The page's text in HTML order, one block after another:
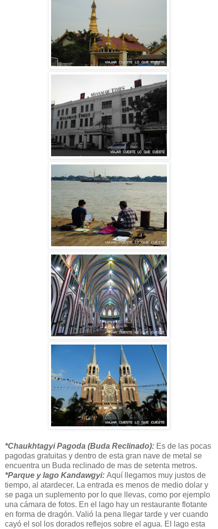
*Chaukhtagyi Pagoda (Buda Reclinado): Es de las pocas
pagodas gratuitas y dentro de esta gran nave de metal se
encuentra un Buda reclinado de mas de setenta metros.
*Parque y lago Kandawgyi: Aquí llegamos muy justos de
tiempo, al atardecer. La entrada es menos de medio dolar y
se paga un suplemento por lo que llevas, como por ejemplo
una cámara de fotos. En el lago hay un restaurante flotante
en forma de dragón. Valió la pena llegar tarde y ver cuando
cayó el sol los dorados reflejos sobre el agua. El lago esta